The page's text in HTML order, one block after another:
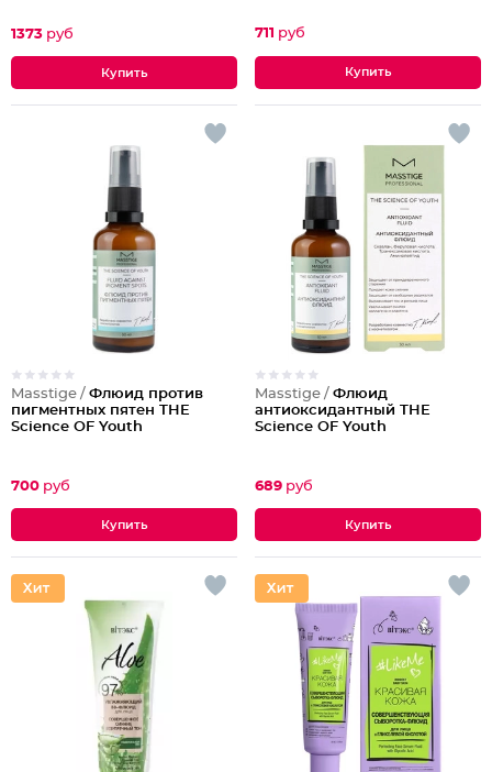
1373 руб 711 руб
Masstige / Флюид против
пигментных пятен THE
Science OF Youth
700 руб
Masstige / Флюид
антиоксидантный THE
Science OF Youth
689 руб